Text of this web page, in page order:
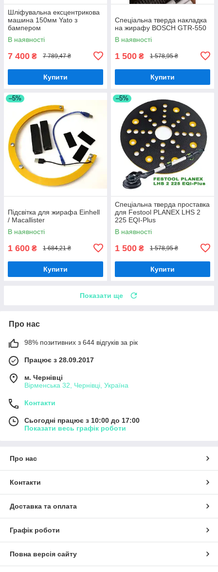
Шліфувальна ексцентрикова
машина 150мм Yato з
бампером
В наявності
7 400 ₴ 7 789,47 ₴
Купити
Спеціальна тверда накладка
на жирафу BOSCH GTR-550
В наявності
1 500 ₴ 1 578,95 ₴
Купити
–5%
Підсвітка для жирафа Einhell
/ Macallister
В наявності
1 600 ₴ 1 684,21 ₴
Купити
–5%
Спеціальна тверда проставка
для Festool PLANEX LHS 2
225 EQI-Plus
В наявності
1 500 ₴ 1 578,95 ₴
Купити
Показати ще
Про нас
98% позитивних з 644 відгуків за рік
Працює з 28.09.2017
м. Чернівці
Вірменська 32, Чернівці, Україна
Контакти
Сьогодні працює з 10:00 до 17:00
Показати весь графік роботи
Про нас
Контакти
Доставка та оплата
Графік роботи
Повна версія сайту